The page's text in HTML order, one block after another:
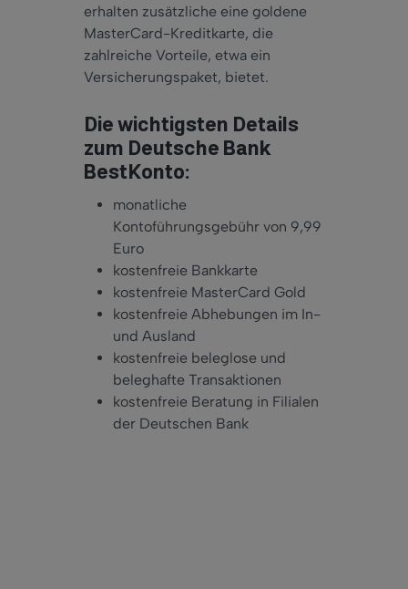
erhalten zusätzliche eine goldene
MasterCard-Kreditkarte, die
zahlreiche Vorteile, etwa ein
Versicherungspaket, bietet.
Die wichtigsten Details
zum Deutsche Bank
BestKonto:
monatliche
Kontoführungsgebühr von 9,99
Euro
kostenfreie Bankkarte
kostenfreie MasterCard Gold
kostenfreie Abhebungen im In-
und Ausland
kostenfreie beleglose und
beleghafte Transaktionen
kostenfreie Beratung in Filialen
der Deutschen Bank